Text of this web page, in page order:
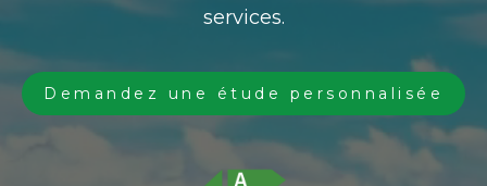
services.
Demandez une étude personnalisée